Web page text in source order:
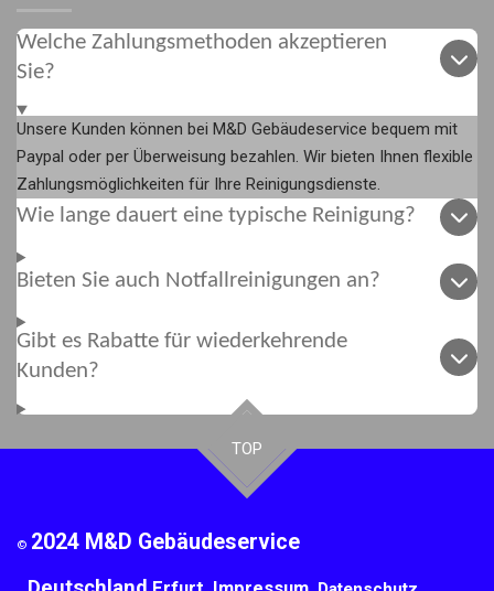
Welche Zahlungsmethoden akzeptieren
Sie?
Unsere Kunden können bei M&D Gebäudeservice bequem mit
Paypal oder per Überweisung bezahlen. Wir bieten Ihnen flexible
Zahlungsmöglichkeiten für Ihre Reinigungsdienste.
Wie lange dauert eine typische Reinigung?
Bieten Sie auch Notfallreinigungen an?
Gibt es Rabatte für wiederkehrende
Kunden?
TOP
© 2024 M&D Gebäudeservice